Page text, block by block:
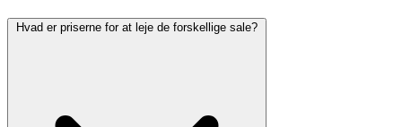
Hvad er priserne for at leje de forskellige sale?